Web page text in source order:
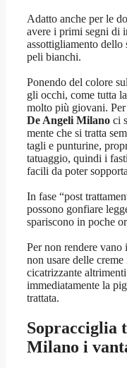
Adatto anche per le
avere i primi segni di
assottigliamento dello
peli bianchi.
Ponendo del colore
gli occhi, come tutta
molto più giovani.
De Angeli Milano ci
mente che si tratta
tagli e punturine,
tatuaggio, quindi i
facili da poter
In fase “post
possono gonfiare
spariscono in poche
Per non rendere
non usare delle
cicatrizzante
immediatamente la
trattata.
Sopracciglia
Milano i